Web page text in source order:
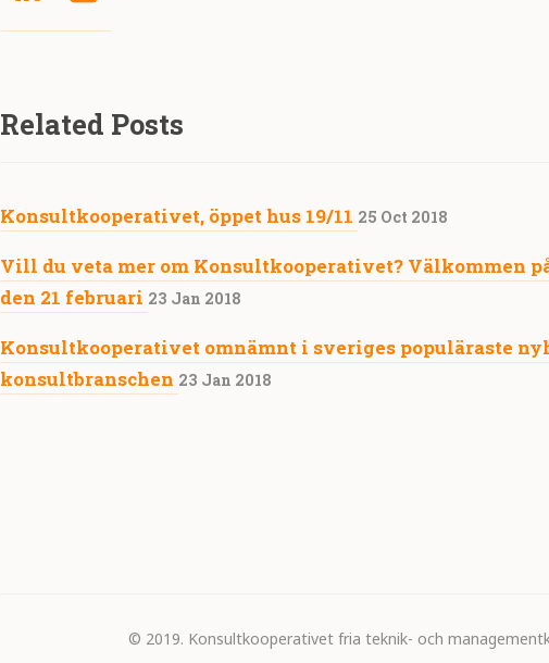
Related Posts
Konsultkooperativet, öppet hus 19/11 25 Oct 2018
Vill du veta mer om Konsultkooperativet? Välkommen
den 21 februari 23 Jan 2018
Konsultkooperativet omnämnt i sveriges populäraste
konsultbranschen 23 Jan 2018
© 2019. Konsultkooperativet fria teknik- och